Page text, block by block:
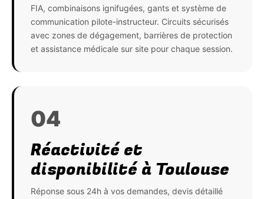
FIA, combinaisons ignifugées, gants et système de
communication pilote-instructeur. Circuits sécurisés
avec zones de dégagement, barrières de protection
et assistance médicale sur site pour chaque session.
04
Réactivité et
disponibilité à Toulouse
Réponse sous 24h à vos demandes, devis détaillé